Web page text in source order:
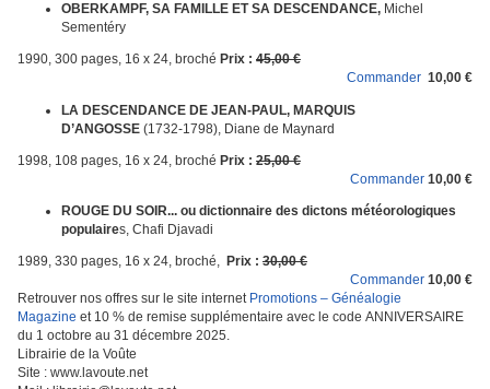
OBERKAMPF, SA FAMILLE ET SA DESCENDANCE, Michel
Sementéry
1990, 300 pages, 16 x 24, broché Prix : 45,00 €
Commander 10,00 €
LA DESCENDANCE DE JEAN-PAUL, MARQUIS
D’ANGOSSE (1732-1798), Diane de Maynard
1998, 108 pages, 16 x 24, broché Prix : 25,00 €
Commander 10,00 €
ROUGE DU SOIR... ou dictionnaire des dictons météorologiques
populaires, Chafi Djavadi
1989, 330 pages, 16 x 24, broché, Prix : 30,00 €
Commander 10,00 €
Retrouver nos offres sur le site internet Promotions – Généalogie
Magazine et 10 % de remise supplémentaire avec le code ANNIVERSAIRE
du 1 octobre au 31 décembre 2025.
Librairie de la Voûte
Site : www.lavoute.net